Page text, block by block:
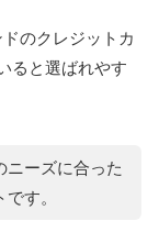
のクレジットカ
ると選ばれやす
ニーズに合った
す。